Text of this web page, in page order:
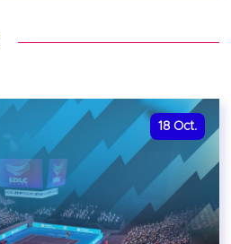
18 Oct.